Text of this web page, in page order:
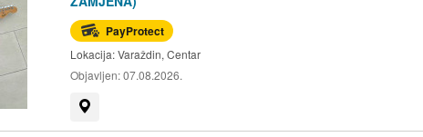
PayProtect
Lokacija:Varaždin, Centar
Objavljen:07.08.2026.